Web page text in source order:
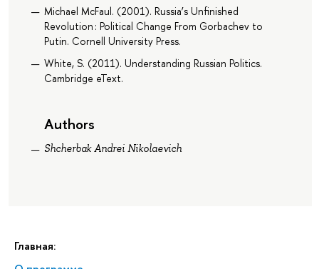
Главная:
Michael McFaul. (2001). Russia’s Unfinished
Revolution : Political Change From Gorbachev to
Putin. Cornell University Press.
White, S. (2011). Understanding Russian Politics.
Cambridge eText.
Authors
Shcherbak Andrei Nikolaevich